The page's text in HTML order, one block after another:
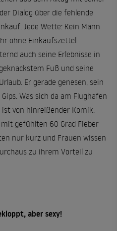
Dialog über die fehlende
Jede Wette: Kein Mann
ohne Einkaufszettel
auch seine Erlebnisse in
Fuß und seine
Er gerade genesen, sein
Was sich da am Flughafen
von hinreißender Komik.
gefühlten 60 Grad Fieber
nur kurz und Frauen wissen
zu ihrem Vorteil zu
aber sexy!